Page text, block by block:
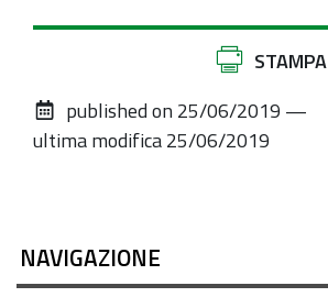
documento
STAMPA
published on 25/06/2019 —
ultima modifica25/06/2019
NAVIGAZIONE